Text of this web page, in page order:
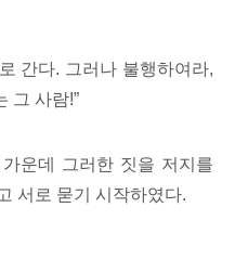
간다. 그러나 불행하여라,
그 사람!”
운데 그러한 짓을 저지를
서로 묻기 시작하였다.